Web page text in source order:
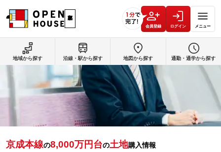
会員登録 ログイン メニュー
京成本線の8,000万円台の土地購入情報
地域から探す 沿線・駅から探す 地図から探す 通勤・通学から探す